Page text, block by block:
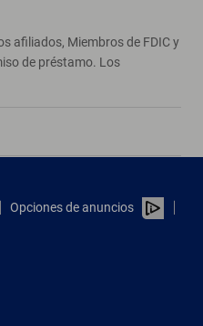
afiliados, Miembros de FDIC y
de préstamo. Los
Opciones de anuncios